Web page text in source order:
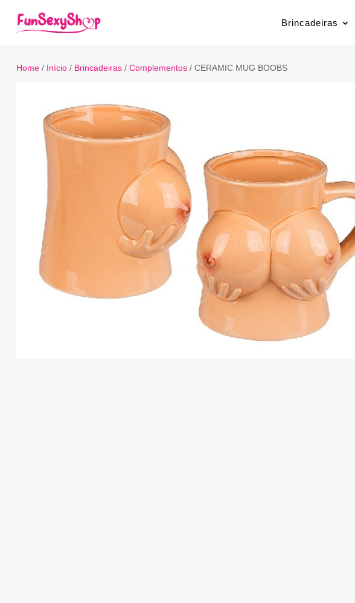
Brincadeiras
Home/ Início/ Brincadeiras/ Complementos/ CERAMIC MUG BOOBS